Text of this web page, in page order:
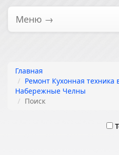
Меню →
Главная
Ремонт Кухонная техника
Набережные Челны
Поиск